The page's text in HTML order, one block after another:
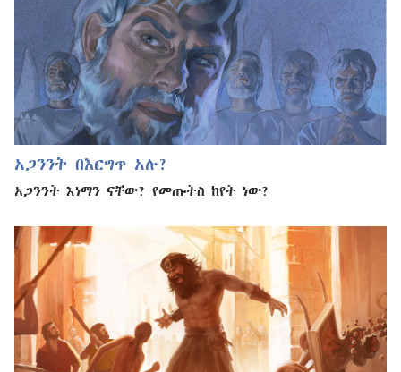
አጋንንት በእርግጥ አሉ?
አጋንንት እነማን ናቸው? የመጡትስ ከየት ነው?